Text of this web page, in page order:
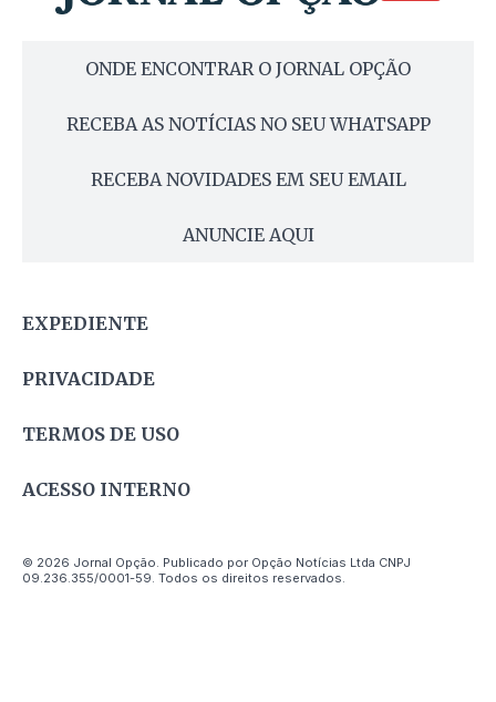
ONDE ENCONTRAR O JORNAL OPÇÃO
RECEBA AS NOTÍCIAS NO SEU WHATSAPP
RECEBA NOVIDADES EM SEU EMAIL
ANUNCIE AQUI
EXPEDIENTE
PRIVACIDADE
TERMOS DE USO
ACESSO INTERNO
© 2026 Jornal Opção. Publicado por Opção Notícias Ltda CNPJ
09.236.355/0001-59. Todos os direitos reservados.